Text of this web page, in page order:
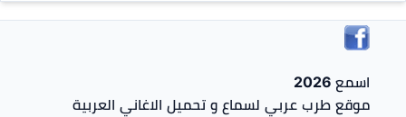
اسمع 2026
موقع طرب عربي لسماع و تحميل الاغاني العربية